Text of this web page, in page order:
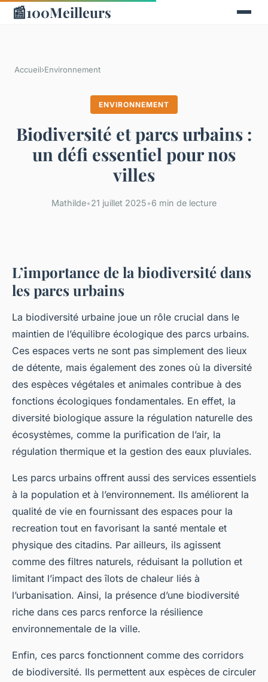
📰100Meilleurs
Accueil›Environnement
ENVIRONNEMENT
Biodiversité et parcs urbains :
un défi essentiel pour nos
villes
Mathilde•21 juillet 2025•6 min de lecture
L’importance de la biodiversité dans
les parcs urbains
La biodiversité urbaine joue un rôle crucial dans le
maintien de l’équilibre écologique des parcs urbains.
Ces espaces verts ne sont pas simplement des lieux
de détente, mais également des zones où la diversité
des espèces végétales et animales contribue à des
fonctions écologiques fondamentales. En effet, la
diversité biologique assure la régulation naturelle des
écosystèmes, comme la purification de l’air, la
régulation thermique et la gestion des eaux pluviales.
Les parcs urbains offrent aussi des services essentiels
à la population et à l’environnement. Ils améliorent la
qualité de vie en fournissant des espaces pour la
recreation tout en favorisant la santé mentale et
physique des citadins. Par ailleurs, ils agissent
comme des filtres naturels, réduisant la pollution et
limitant l’impact des îlots de chaleur liés à
l’urbanisation. Ainsi, la présence d’une biodiversité
riche dans ces parcs renforce la résilience
environnementale de la ville.
Enfin, ces parcs fonctionnent comme des corridors
de biodiversité. Ils permettent aux espèces de circuler